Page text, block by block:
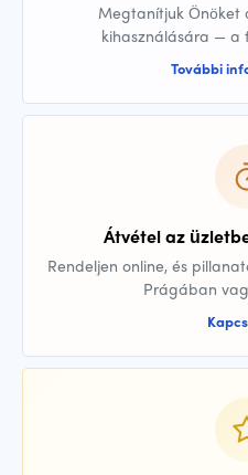
Megtanítjuk Önöket
kihasználására — a
További
Átvétel az
Rendeljen online, és
Prágában